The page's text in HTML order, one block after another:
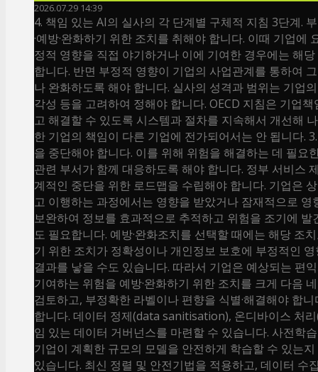
2026.07.29 14:39
4. 책임 있는 AI의 실사의 각 단계별 구체적 지침 3단계.
·예방·완화하기 위한 조치를 취해야 합니다. 이때 기업
정적 영향을 직접 야기하거나 이에 기여한 경우에는 해
합니다. 반면 부정적 영향이 기업의 사업관계를 통하여
나 완화하도록 해야 합니다. 실사의 성격과 범위는 기업
각성 등을 고려하여 정해야 합니다. OECD 지침은 기업
고 해결할 수 있도록 시스템과 절차를 지속해서 개선해
한 기업의 책임이 다른 기업에 전가되어서는 안 됩니다.
을 중단해야 합니다. 이를 위해 위험을 해결하는 데 필요
관련 부서가 함께 대응하도록 해야 합니다. 정부 서비스
계적인 중단을 위한 로드맵을 수립해야 합니다. 기업은
고 이행하는 과정에서는 영향을 받았거나 잠재적으로
보완하여 정보를 효과적으로 추적하고 위험을 조기에
도 필요합니다. 예방·완화조치를 선택할 때에는 해당 조
기 위한 조치가 정확성이나 개인정보 보호에 부정적인
결과를 낳을 수도 있습니다. 따라서 기업은 예상되는 편
기여하는 위험을 예방·완화하기 위한 조치를 크게 다음
검토하고, 부정확한 라벨이나 편향을 식별·해결해야 합
합니다. 데이터 정제(data sanitisation), 온디바이스 처
임 있는 데이터 거버넌스를 마련할 수 있습니다. 사전
기업이 계획한 규모의 모델을 안전하게 학습할 수 있는
있습니다. 최신 정렬 및 안전기법을 적용하고, 데이터 수